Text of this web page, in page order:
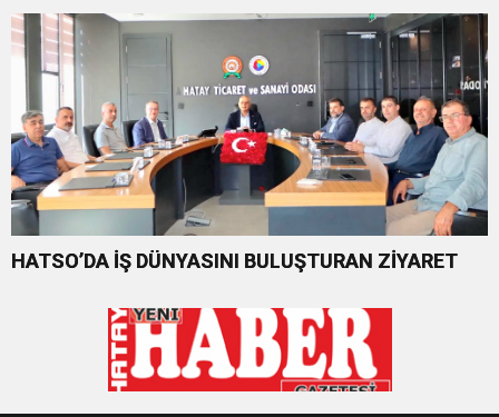
HATSO’DA İŞ DÜNYASINI BULUŞTURAN ZİYARET